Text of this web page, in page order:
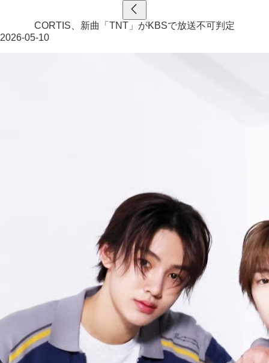
CORTIS、新曲「TNT」がKBSで放送不可判定
2026-05-10